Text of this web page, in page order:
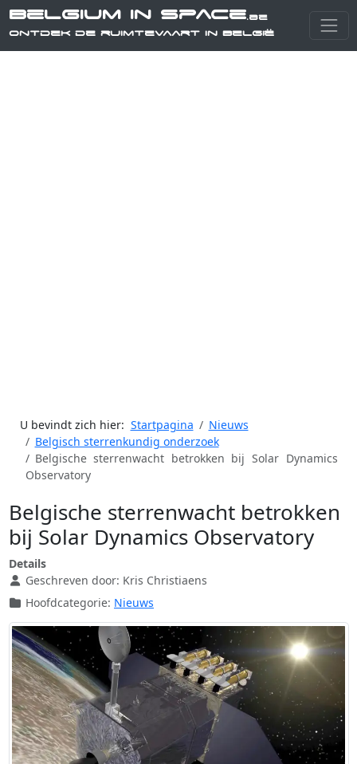
Belgium in Space.be
Ontdek de ruimtevaart in België
U bevindt zich hier: Startpagina
Nieuws
Belgisch sterrenkundig onderzoek
Belgische sterrenwacht betrokken bij Solar Dynamics
Observatory
Belgische sterrenwacht betrokken
bij Solar Dynamics Observatory
Details
Geschreven door: Kris Christiaens
Hoofdcategorie: Nieuws